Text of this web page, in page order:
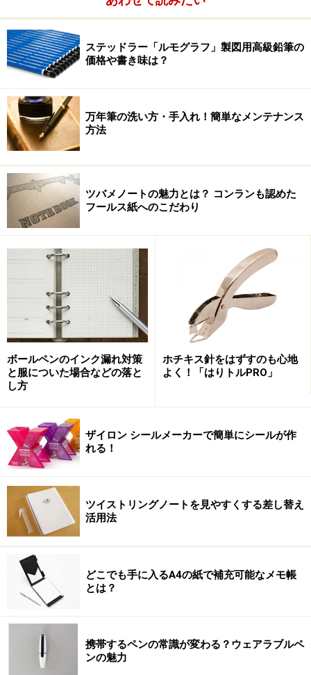
ダーに慣れ親しんだ者としては、この横並びだと、1週
間のスケジュールが違和感なくスゥッと頭の中に入って
くる。
そして、それぞれの曜日の下には8時から21時までの時
間枠が縦に並んでいる。横軸に曜日、縦軸に時間という
垂直型であることから、このスタイルはバーチカルスタ
イルとも呼ばれている。
時間軸、つまり横に予定を見るということもある。例え
ば、会議の日程を決める時に、週の後半の午前中にしよ
うと言われたら、横軸を眺めれば、予定の入り具合が一
目瞭然となる。バーチカルタイプでない手帳だと、こう
はいかない。あまりにもシンプルなことではあるが、ち
ょっとした拍子にとても便利に感じる。
その日のメインイベントが分かる
このアジェンダ プランニング ダイアリーで私が特に
気に入っているのは「ドミナント」という機能。ドミナ
ントとは、メインテーマという意味。各曜日の頭の部分
ステッドラー「ルモグラフ」製図用高級鉛筆の
価格や書き味は？
万年筆の洗い方・手入れ！簡単なメンテナンス
方法
ツバメノートの魅力とは？ コンランも認めた
フールス紙へのこだわり
ボールペンのインク漏れ対策
と服についた場合などの落と
し方
ホチキス針をはずすのも心地
よく！「はりトルPRO」
ザイロン シールメーカーで簡単にシールが作
れる！
ツイストリングノートを見やすくする差し替え
活用法
どこでも手に入るA4の紙で補充可能なメモ帳
とは？
携帯するペンの常識が変わる？ウェアラブルペ
ンの魅力